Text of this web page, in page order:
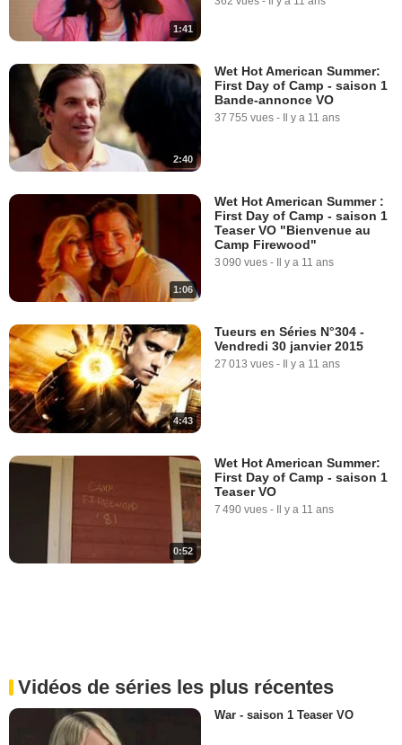
1:41
2:40
Wet Hot American Summer:
First Day of Camp - saison 1
Bande-annonce VO
37 755 vues - Il y a 11 ans
1:06
Wet Hot American Summer :
First Day of Camp - saison 1
Teaser VO "Bienvenue au
Camp Firewood"
3 090 vues - Il y a 11 ans
4:43
Tueurs en Séries N°304 -
Vendredi 30 janvier 2015
27 013 vues - Il y a 11 ans
0:52
Wet Hot American Summer:
First Day of Camp - saison 1
Teaser VO
7 490 vues - Il y a 11 ans
Vidéos de séries les plus récentes
War - saison 1 Teaser VO